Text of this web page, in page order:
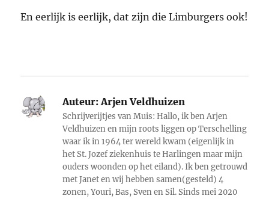
En eerlijk is eerlijk, dat zijn die Limburgers ook!
Auteur:Arjen Veldhuizen
Schrijverijtjes van Muis: Hallo, ik ben Arjen
Veldhuizen en mijn roots liggen op Terschelling
waar ik in 1964 ter wereld kwam (eigenlijk in
het St. Jozef ziekenhuis te Harlingen maar mijn
ouders woonden op het eiland). Ik ben getrouwd
met Janet en wij hebben samen(gesteld) 4
zonen, Youri, Bas, Sven en Sil. Sinds mei 2020